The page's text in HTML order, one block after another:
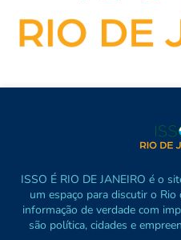
ISSO É RIO DE JANEIRO é o
um espaço para discutir o
informação de verdade com
são política, cidades e